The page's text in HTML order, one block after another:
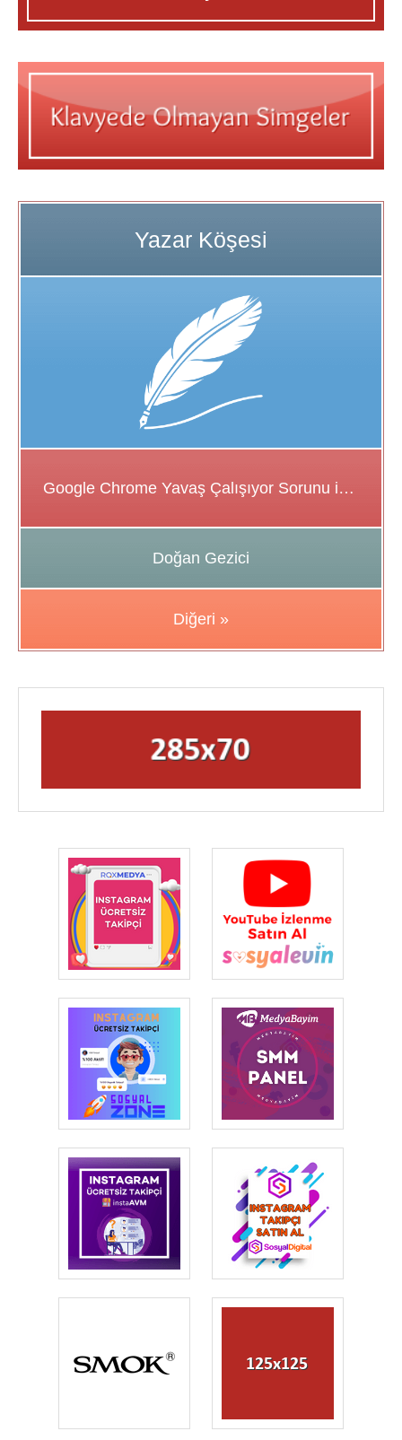
Google Chrome Yavaş Çalışıyor Sorunu için Çözüm Önerileri
Doğan Gezici
Diğeri »